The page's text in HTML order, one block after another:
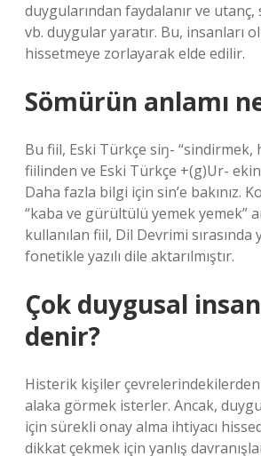
duygularından faydalanır ve
vb. duygular yaratır. Bu, insanları
hissetmeye zorlayarak elde edilir.
Sömürün anlamı
Bu fiil, Eski Türkçe siŋ- “sindirmek,
fiilinden ve Eski Türkçe +(g)Ur-
Daha fazla bilgi için sin’e bakınız.
“kaba ve gürültülü yemek yemek”
kullanılan fiil, Dil Devrimi
fonetikle yazılı dile aktarılmıştır.
Çok duygusal
denir?
Histerik kişiler
alaka görmek isterler. Ancak,
için sürekli onay alma ihtiyacı
dikkat çekmek için yanlış